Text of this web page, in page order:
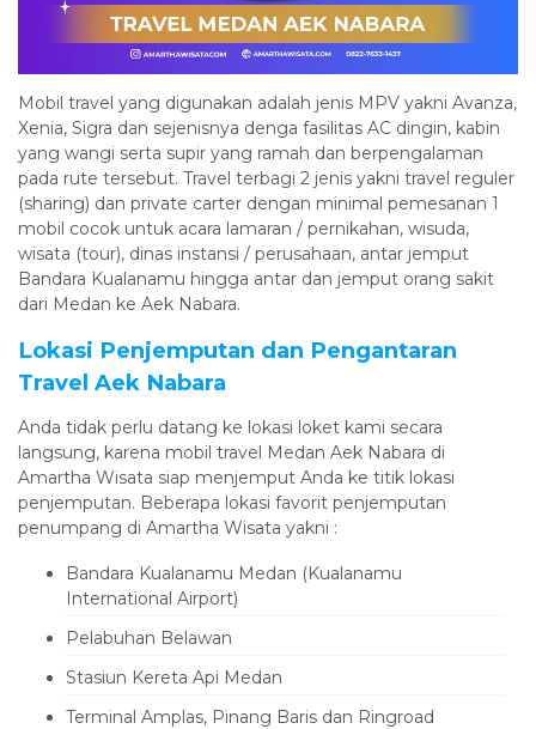
Mobil travel yang digunakan adalah jenis MPV yakni Avanza,
Xenia, Sigra dan sejenisnya denga fasilitas AC dingin, kabin
yang wangi serta supir yang ramah dan berpengalaman
pada rute tersebut. Travel terbagi 2 jenis yakni travel reguler
(sharing) dan private carter dengan minimal pemesanan 1
mobil cocok untuk acara lamaran / pernikahan, wisuda,
wisata (tour), dinas instansi / perusahaan, antar jemput
Bandara Kualanamu hingga antar dan jemput orang sakit
dari Medan ke Aek Nabara.
Lokasi Penjemputan dan Pengantaran
Travel Aek Nabara
Anda tidak perlu datang ke lokasi loket kami secara
langsung, karena mobil travel Medan Aek Nabara di
Amartha Wisata siap menjemput Anda ke titik lokasi
penjemputan. Beberapa lokasi favorit penjemputan
penumpang di Amartha Wisata yakni :
Bandara Kualanamu Medan (Kualanamu
International Airport)
Pelabuhan Belawan
Stasiun Kereta Api Medan
Terminal Amplas, Pinang Baris dan Ringroad